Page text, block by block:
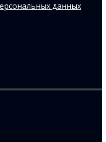
данных